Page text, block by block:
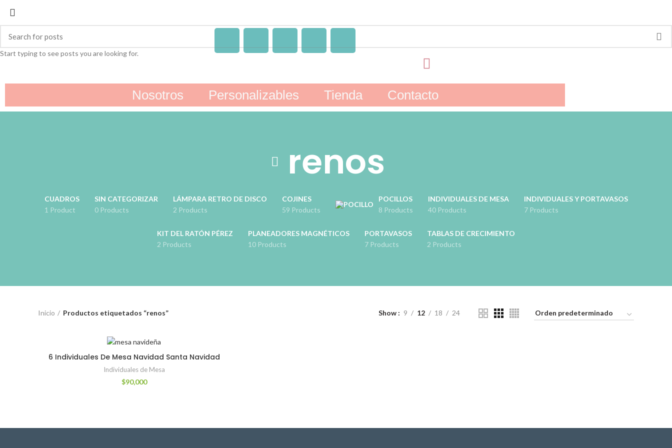
Nosotros Personalizables Tienda Contacto
renos
CUADROS
1 Product
SIN CATEGORIZAR
0 Products
LÁMPARA RETRO DE DISCO
2 Products
COJINES
59 Products
POCILLOS
8 Products
INDIVIDUALES DE MESA
40 Products
INDIVIDUALES Y PORTAVASOS
7 Products
KIT DEL RATÓN PÉREZ
2 Products
PLANEADORES MAGNÉTICOS
10 Products
PORTAVASOS
7 Products
TABLAS DE CRECIMIENTO
2 Products
Inicio Productos etiquetados “renos” Show 9 12 18 24
6 Individuales De Mesa Navidad Santa Navidad
Individuales de Mesa
$90,000
Start typing to see posts you are looking for.